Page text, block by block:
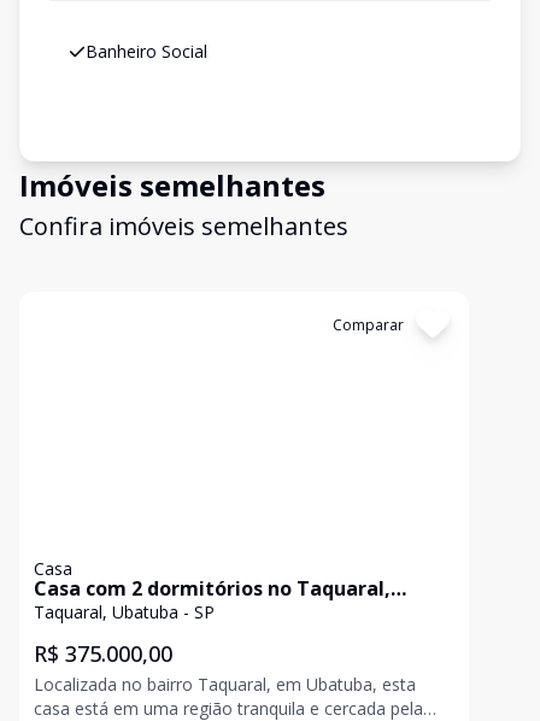
Banheiro Social
Imóveis semelhantes
Confira imóveis semelhantes
Comparar
Casa
Casa com 2 dormitórios no Taquaral,
Ubatuba SP
Taquaral, Ubatuba - SP
R$ 375.000,00
Localizada no bairro Taquaral, em Ubatuba, esta
casa está em uma região tranquila e cercada pela